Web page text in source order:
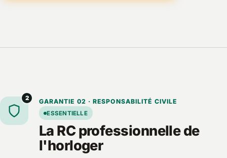
2 GARANTIE 02 · RESPONSABILITÉ CIVILE
ESSENTIELLE
La RC professionnelle de
l'horloger